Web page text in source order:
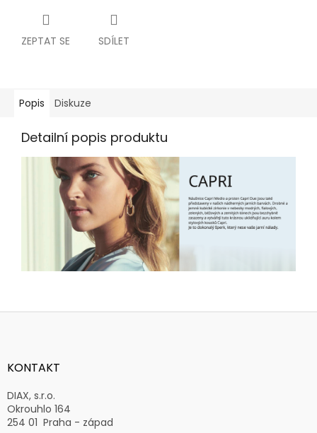
ZEPTAT SE SDÍLET
Popis Diskuze
Detailní popis produktu
Z
aKONTAKT
DIAX, s.r.o.
Okrouhlo 164
254 01 Praha - západ